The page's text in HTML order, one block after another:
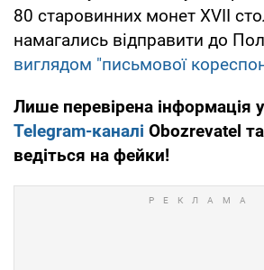
80 старовинних монет XVІІ
намагались відправити до
виглядом "письмової
Лише перевірена інформація
Telegram-каналі Obozrevatel
ведіться на фейки!